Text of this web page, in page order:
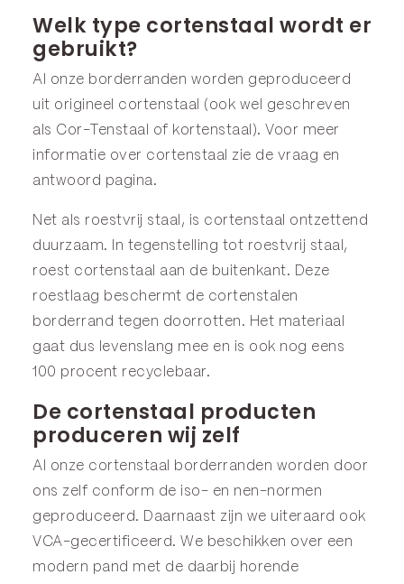
Welk type cortenstaal wordt er
gebruikt?
Al onze borderranden worden geproduceerd
uit origineel cortenstaal (ook wel geschreven
als Cor-Tenstaal of kortenstaal). Voor meer
informatie over cortenstaal zie de vraag en
antwoord pagina.
Net als roestvrij staal, is cortenstaal ontzettend
duurzaam. In tegenstelling tot roestvrij staal,
roest cortenstaal aan de buitenkant. Deze
roestlaag beschermt de cortenstalen
borderrand tegen doorrotten. Het materiaal
gaat dus levenslang mee en is ook nog eens
100 procent recyclebaar.
De cortenstaal producten
produceren wij zelf
Al onze cortenstaal borderranden worden door
ons zelf conform de iso- en nen-normen
geproduceerd. Daarnaast zijn we uiteraard ook
VCA-gecertificeerd. We beschikken over een
modern pand met de daarbij horende